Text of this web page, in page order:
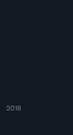
2018